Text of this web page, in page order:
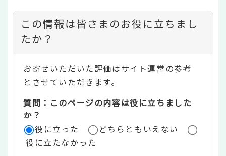
コ
ン
テ
ン
ツ
評
価
この情報は皆さまのお役に立ちまし
たか？
お寄せいただいた評価はサイト運営の参考
とさせていただきます。
質問：このページの内容は役に立ちました
か？
役に立った
どちらともいえない
役に立たなかった